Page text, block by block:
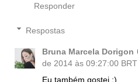
Responder
Respostas
Bruna Marcela Dorigon
de 2014 às 09:27:00 BRT
Eu também gostei :)